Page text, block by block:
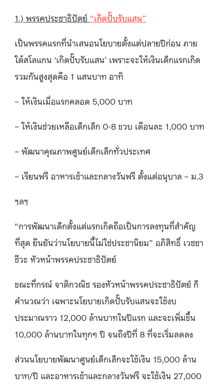
1.) พรรคประชาธิปัตย์ “เกิดปั๊บรับแสน”
เป็นพรรคแรกที่นำเสนอนโยบายตั้งแต่ปลายปีก่อน ภาย
ใต้สโลแกน ‘เกิดปั๊บรับแสน’ เพราะจะให้เงินเด็กแรกเกิด
รวมกันสูงสุดคือ 1 แสนบาท อาทิ
– ให้เงินเมื่อแรกคลอด 5,000 บาท
– ให้เงินช่วยเหลือเด็กเล็ก 0-8 ขวบ เดือนละ 1,000 บาท
– พัฒนาคุณภาพศูนย์เด็กเล็กทั่วประเทศ
– เรียนฟรี อาหารเช้าและกลางวันฟรี ตั้งแต่อนุบาล – ม.3
ฯลฯ
“การพัฒนาเด็กตั้งแต่แรกเกิดถือเป็นการลงทุนที่สำคัญ
ที่สุด ยืนยันว่านโยบายนี้ไม่ใช่ประชานิยม” อภิสิทธิ์ เวชชา
ชีวะ หัวหน้าพรรคประชาธิปัตย์
ขณะที่กรณ์ จาติกวณิช รองหัวหน้าพรรคประชาธิปัตย์ ก็
คำนวณว่า เฉพาะนโยบายเกิดปั๊บรับแสนจะใช้งบ
ประมาณราว 12,000 ล้านบาทในปีแรก และจะเพิ่มขึ้น
10,000 ล้านบาทในทุกๆ ปี จนถึงปีที่ 8 ที่จะเริ่มลดลง
ส่วนนโยบายพัฒนาศูนย์เด็กเล็กจะใช้เงิน 15,000 ล้าน
บาท/ปี และอาหารเช้าและกลางวันฟรี จะใช้เงิน 27,000